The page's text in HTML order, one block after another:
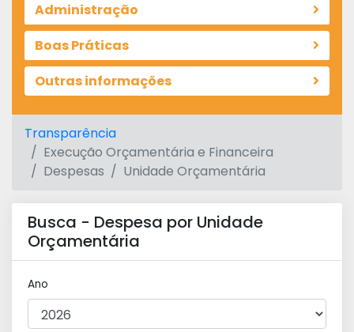
Administração
Boas Práticas
Outras informações
Transparência
Execução Orçamentária e Financeira
Despesas
Unidade Orçamentária
Busca - Despesa por Unidade
Orçamentária
Ano